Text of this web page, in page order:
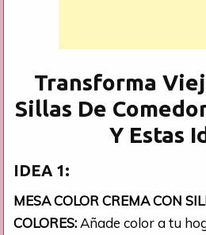
Transforma
Sillas De
Y Estas
IDEA 1:
MESA COLOR CREMA CON
COLORES: Añade color a tu